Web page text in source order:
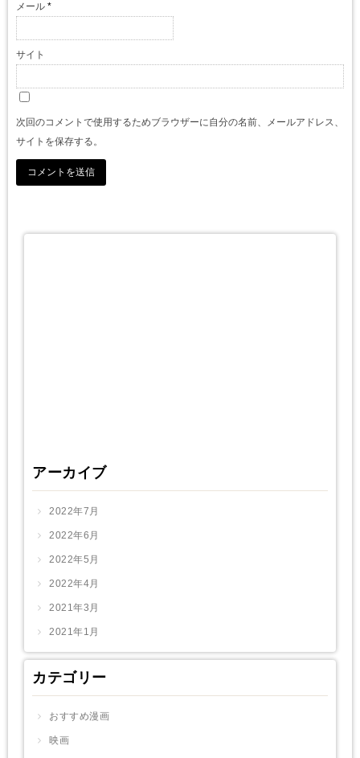
メール *
サイト
次回のコメントで使用するためブラウザーに自分の名前、メールアドレス、
サイトを保存する。
アーカイブ
2022年7月
2022年6月
2022年5月
2022年4月
2021年3月
2021年1月
カテゴリー
おすすめ漫画
映画